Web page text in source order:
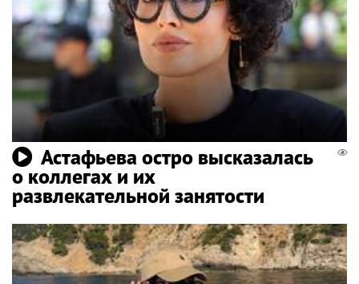
Астафьева остро высказалась
о коллегах и их
развлекательной занятости